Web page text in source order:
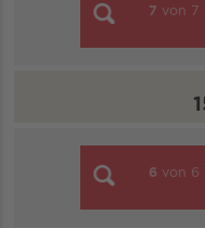
7 von 7
6 von 6